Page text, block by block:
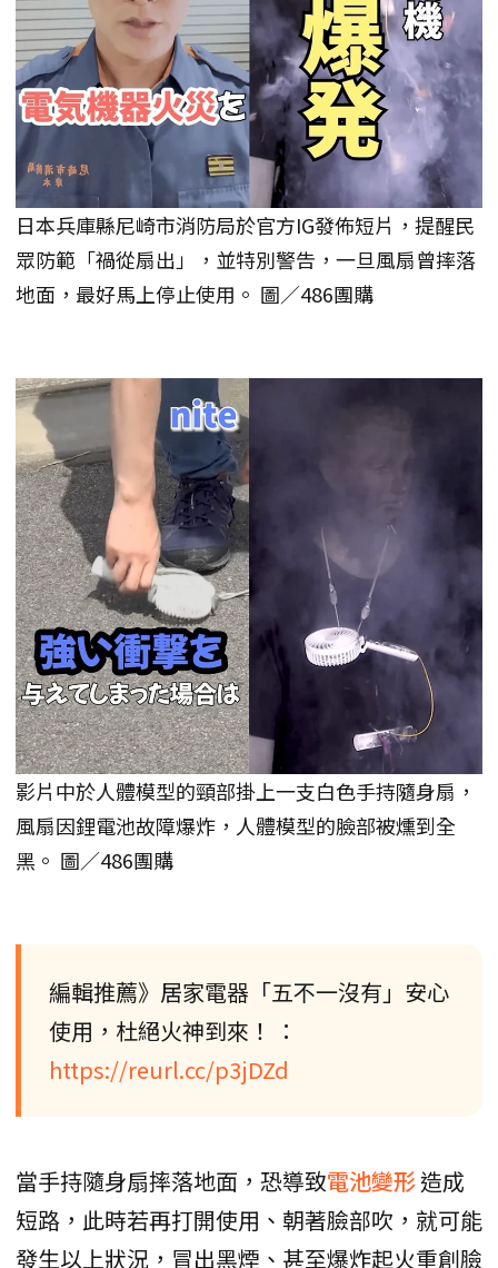
日本兵庫縣尼崎市消防局於官方IG發佈短片，提醒民
眾防範「禍從扇出」，並特別警告，一旦風扇曾摔落
地面，最好馬上停止使用。 圖／486團購
影片中於人體模型的頸部掛上一支白色手持隨身扇，
風扇因鋰電池故障爆炸，人體模型的臉部被燻到全
黑。 圖／486團購
編輯推薦》居家電器「五不一沒有」安心
使用，杜絕火神到來！ ：
https://reurl.cc/p3jDZd
當手持隨身扇摔落地面，恐導致電池變形造成
短路，此時若再打開使用、朝著臉部吹，就可能
發生以上狀況，冒出黑煙、甚至爆炸起火重創臉